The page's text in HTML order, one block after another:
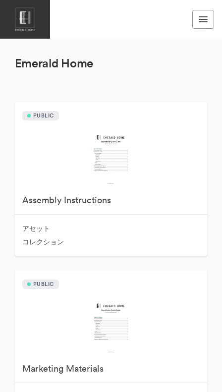
Emerald Home
PUBLIC
Assembly Instructions
アセット
コレクション
PUBLIC
Marketing Materials